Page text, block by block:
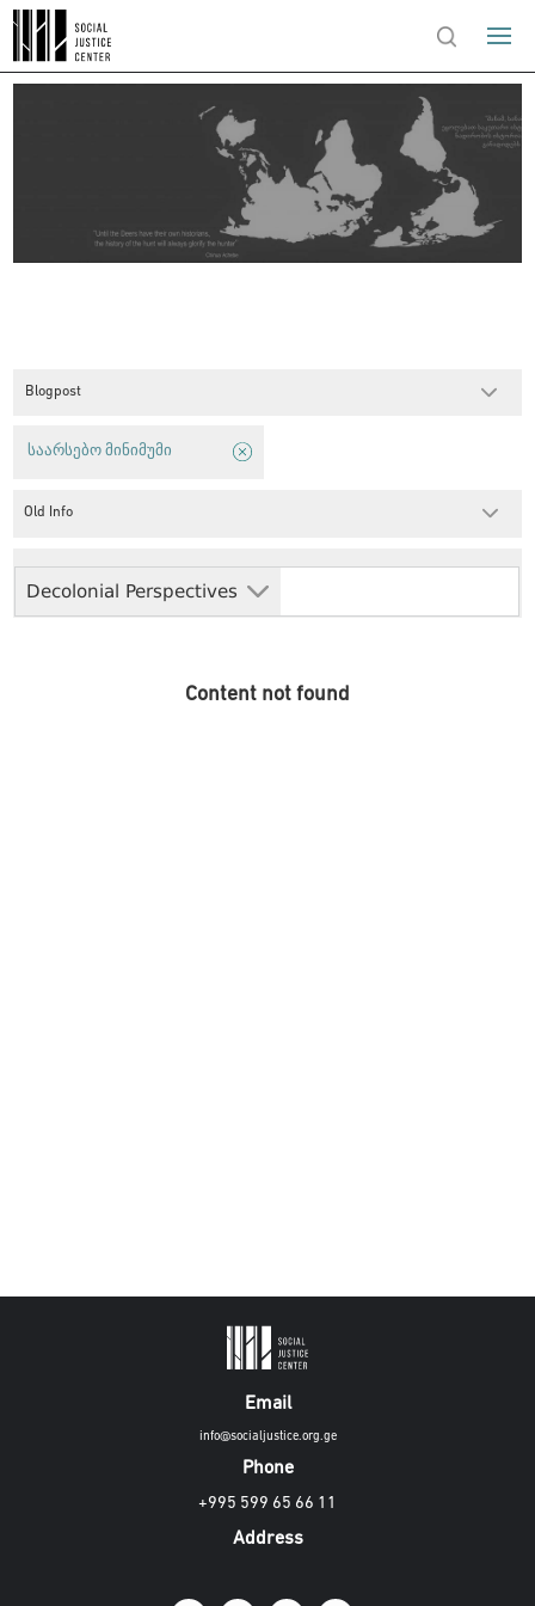
Blogpost
Decolonial Perspectives
საარსებო მინიმუმი
Old Info
Content not found
Email
info@socialjustice.org.ge
Phone
+995 599 65 66 11
Address